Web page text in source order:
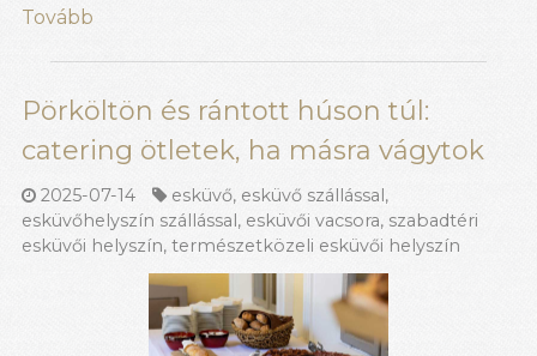
Tovább
Pörköltön és rántott húson túl:
catering ötletek, ha másra vágytok
2025-07-14 esküvő, esküvő szállással,
esküvőhelyszín szállással, esküvői vacsora, szabadtéri
esküvői helyszín, természetközeli esküvői helyszín